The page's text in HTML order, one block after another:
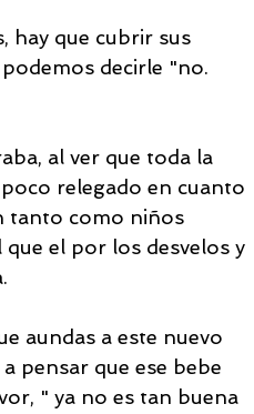
hay que cubrir sus
decirle "no.
al ver que toda la
relegado en cuanto
tanto como niños
que el por los desvelos y
aundas a este nuevo
pensar que ese bebe
" ya no es tan buena